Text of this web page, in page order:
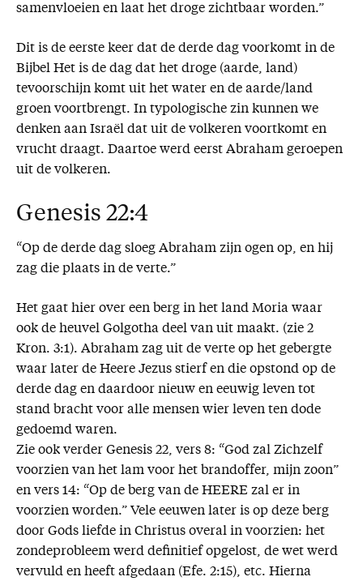
samenvloeien en laat het droge zichtbaar worden.”
Dit is de eerste keer dat de derde dag voorkomt in de
Bijbel Het is de dag dat het droge (aarde, land)
tevoorschijn komt uit het water en de aarde/land
groen voortbrengt. In typologische zin kunnen we
denken aan Israël dat uit de volkeren voortkomt en
vrucht draagt. Daartoe werd eerst Abraham geroepen
uit de volkeren.
Genesis 22:4
“Op de derde dag sloeg Abraham zijn ogen op, en hij
zag die plaats in de verte.”
Het gaat hier over een berg in het land Moria waar
ook de heuvel Golgotha deel van uit maakt. (zie 2
Kron. 3:1). Abraham zag uit de verte op het gebergte
waar later de Heere Jezus stierf en die opstond op de
derde dag en daardoor nieuw en eeuwig leven tot
stand bracht voor alle mensen wier leven ten dode
gedoemd waren.
Zie ook verder Genesis 22, vers 8: “God zal Zichzelf
voorzien van het lam voor het brandoffer, mijn zoon”
en vers 14: “Op de berg van de HEERE zal er in
voorzien worden.” Vele eeuwen later is op deze berg
door Gods liefde in Christus overal in voorzien: het
zondeprobleem werd definitief opgelost, de wet werd
vervuld en heeft afgedaan (Efe. 2:15), etc. Hierna